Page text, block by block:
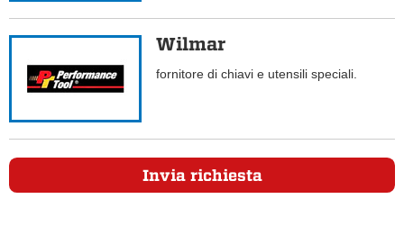
Wilmar
fornitore di chiavi e utensili speciali.
Invia richiesta